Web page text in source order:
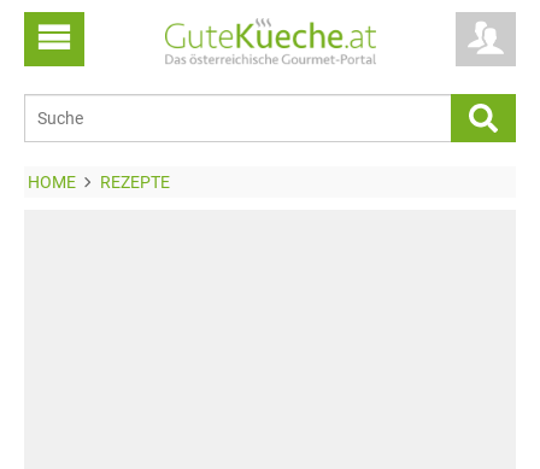
HOME REZEPTE